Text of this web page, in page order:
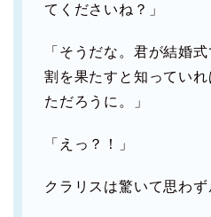
てくださいね？」
「そうだな。君が結婚
割を果たすと知ってい
ただろうに。」
「えっ？！」
クラリスは驚いて思わず